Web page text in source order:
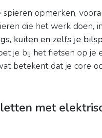
spieren opmerken,
die het werk doen,
kuiten en zelfs je
je bij het fietsen op je
betekent dat je core
met